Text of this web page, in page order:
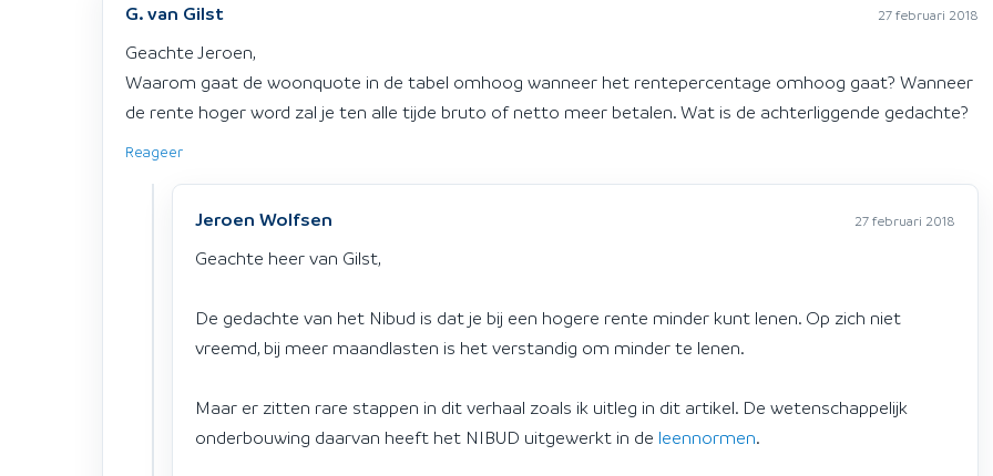
G. van Gilst 27 februari 2018
Geachte Jeroen,
Waarom gaat de woonquote in de tabel omhoog wanneer het rentepercentage omhoog gaat? Wanneer
de rente hoger word zal je ten alle tijde bruto of netto meer betalen. Wat is de achterliggende gedachte?
Reageer
Jeroen Wolfsen 27 februari 2018
Geachte heer van Gilst,
De gedachte van het Nibud is dat je bij een hogere rente minder kunt lenen. Op zich niet
vreemd, bij meer maandlasten is het verstandig om minder te lenen.
Maar er zitten rare stappen in dit verhaal zoals ik uitleg in dit artikel. De wetenschappelijk
onderbouwing daarvan heeft het NIBUD uitgewerkt in de leennormen.